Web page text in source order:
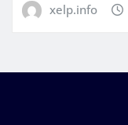
xelp.info